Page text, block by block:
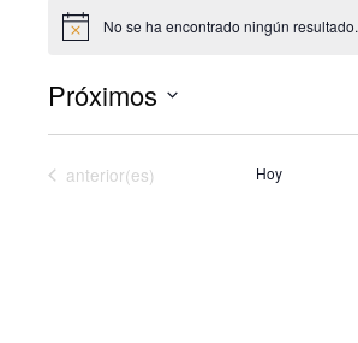
Aviso No se ha encontrado ningún resultado.
Próximos
fecha.
Eventos
anterior(es) Hoy